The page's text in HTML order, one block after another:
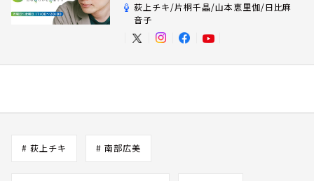
荻上チキ/片桐千晶/山本恵里伽/日比麻
音子
# 荻上チキ # 南部広美